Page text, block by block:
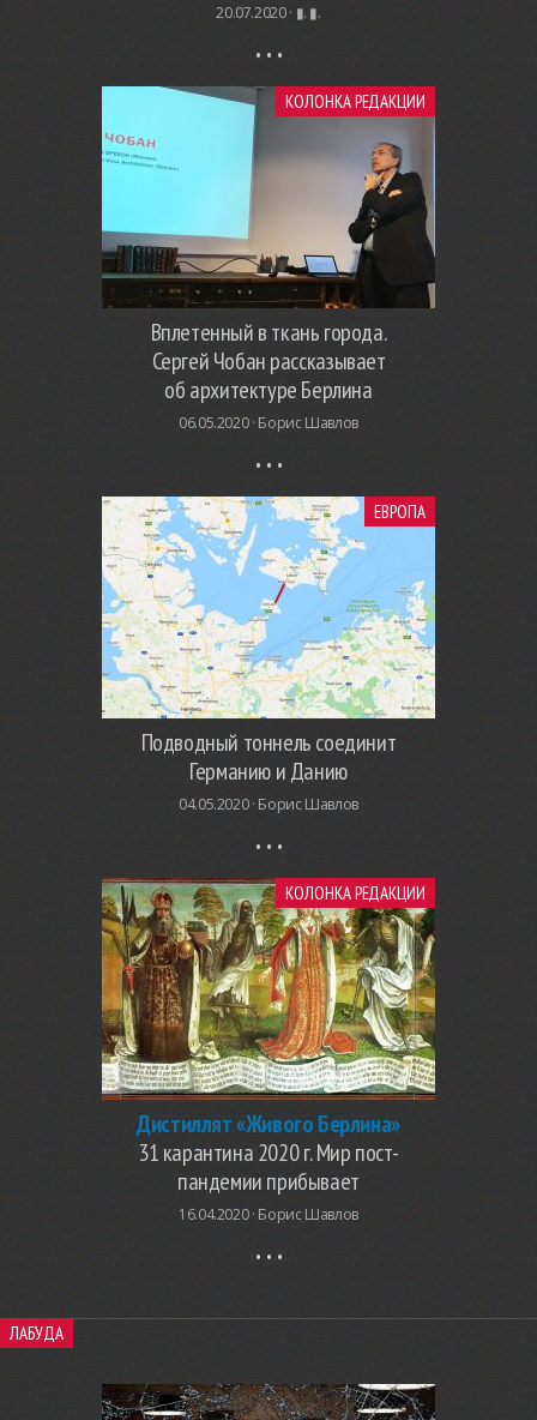
20.07.2020 · ▮. ▮.
КОЛОНКА РЕДАКЦИИ
Вплетенный в ткань города.
Сергей Чобан рассказывает
об архитектуре Берлина
06.05.2020 · Борис Шавлов
ЕВРОПА
Подводный тоннель соединит
Германию и Данию
04.05.2020 · Борис Шавлов
КОЛОНКА РЕДАКЦИИ
Дистиллят «Живого Берлина»
31 карантина 2020 г. Мир пост-
пандемии прибывает
16.04.2020 · Борис Шавлов
ЛАБУДА